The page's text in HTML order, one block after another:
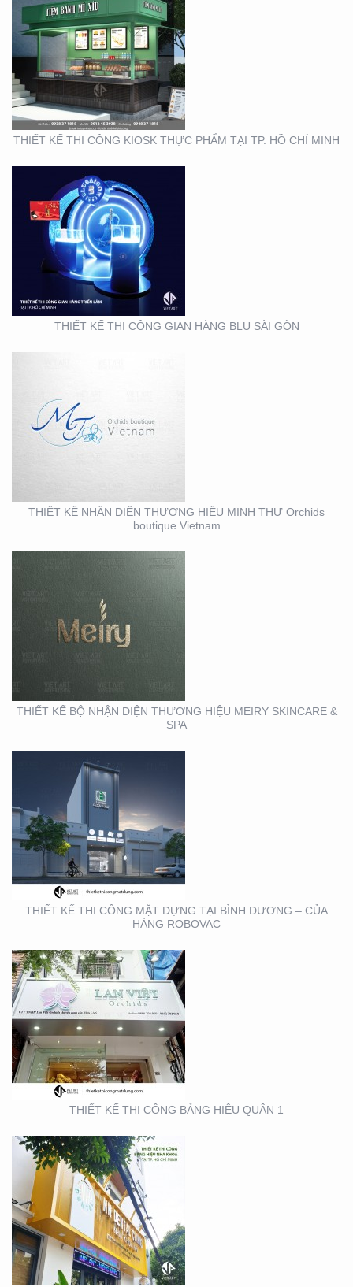
THIẾT KẾ THI CÔNG KIOSK THỰC PHẨM TẠI TP. HỒ CHÍ MINH
THIẾT KẾ THI CÔNG
GIAN HÀNG BLU SÀI
GÒN
THIẾT KẾ THI CÔNG GIAN HÀNG BLU SÀI GÒN
THIẾT KẾ NHẬN DIỆN
THƯƠNG HIỆU MINH
THƯ ORCHIDS
BOUTIQUE VIETNAM
THIẾT KẾ NHẬN DIỆN THƯƠNG HIỆU MINH THƯ Orchids
boutique Vietnam
THIẾT KẾ BỘ NHẬN
DIỆN THƯƠNG HIỆU
THIẾT KẾ BỘ NHẬN DIỆN THƯƠNG HIỆU MEIRY SKINCARE &
SPA
THIẾT KẾ THI CÔNG
MẶT DỰNG TẠI BÌNH
DƯƠNG – CỦA HÀNG
THIẾT KẾ THI CÔNG MẶT DỰNG TẠI BÌNH DƯƠNG – CỦA
HÀNG ROBOVAC
THIẾT KẾ THI CÔNG
BẢNG HIỆU QUẬN 1
THIẾT KẾ THI CÔNG BẢNG HIỆU QUẬN 1
THIẾT KẾ THI CÔNG
BẢNG HIỆU NHA KHOA
TẠI TP. HỒ CHÍ MINH
THIẾT KẾ THI CÔNG
GIAN HÀNG ACG –
TRIỂN LÃM NHA KHOA